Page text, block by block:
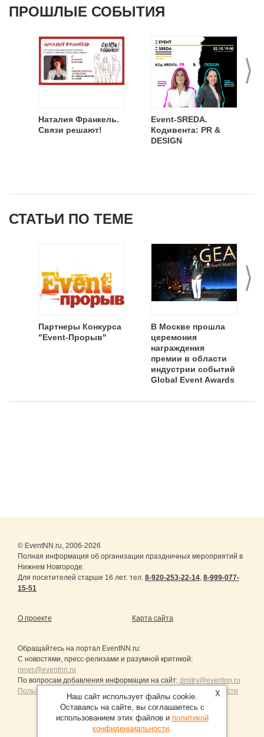
ПРОШЛЫЕ СОБЫТИЯ
>
Наталия Франкель.
Связи решают!
Event-SREDA.
Кодивента: PR &
DESIGN
СТАТЬИ ПО ТЕМЕ
>
Партнеры Конкурса
"Event-Прорыв"
В Москве прошла
церемония
награждения
премии в области
индустрии событий
Global Event Awards
© EventNN.ru, 2006-2026
Полная информация об организации праздничных мероприятий в
Нижнем Новгороде.
Для посетителей старше 16 лет. тел. 8-920-253-22-14, 8-999-077-
15-51
О проекте Карта сайта
Обращайтесь на портал EventNN.ru:
С новостями, пресс-релизами и разумной критикой:
news@eventnn.ru
По вопросам добавления информации на сайт: dmitry@eventnn.ru
Пользовательское Соглашение и политика конфиденциальности
X
Наш сайт использует файлы cookie.
Оставаясь на сайте, вы соглашаетесь с
использованием этих файлов и политикой
конфиденциальности.